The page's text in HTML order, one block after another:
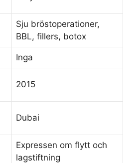
Sju bröstoperationer,
BBL, fillers, botox
Inga
2015
Dubai
Expressen om flytt och
lagstiftning